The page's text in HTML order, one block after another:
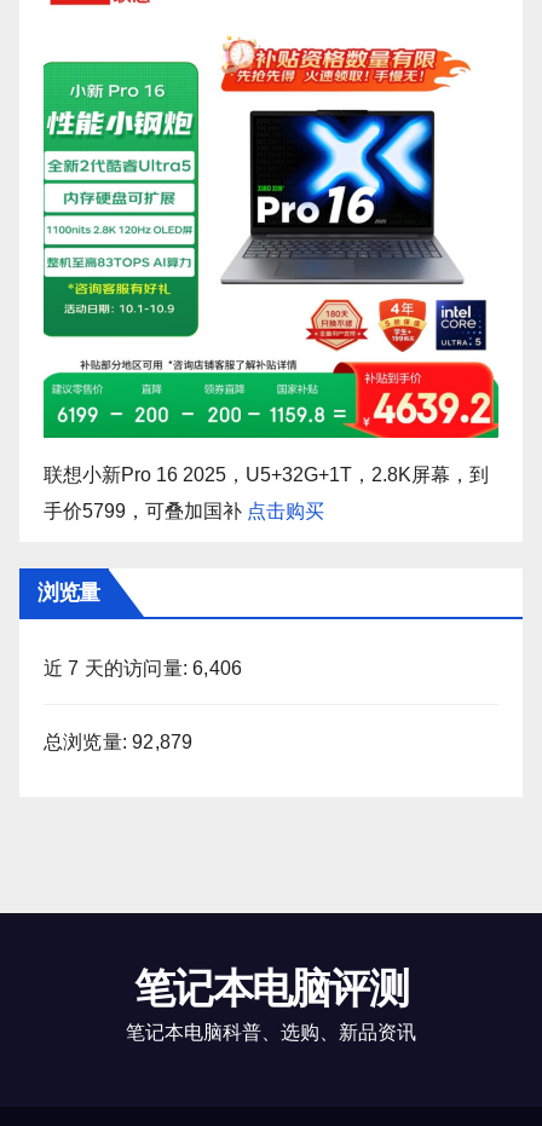
联想小新Pro 16 2025，U5+32G+1T，2.8K屏幕，到
手价5799，可叠加国补 点击购买
浏览量
近 7 天的访问量:6,406
总浏览量:92,879
笔记本电脑评测
笔记本电脑科普、选购、新品资讯